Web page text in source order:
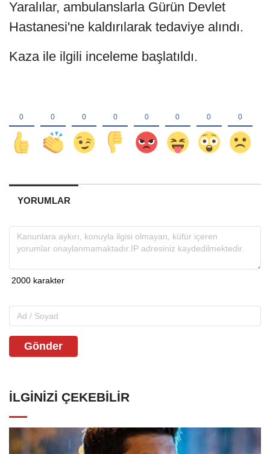
Yaralılar, ambulanslarla Gürün Devlet
Hastanesi'ne kaldırılarak tedaviye alındı.
Kaza ile ilgili inceleme başlatıldı.
YORUMLAR
Gönder
İLGINIZI ÇEKEBILIR